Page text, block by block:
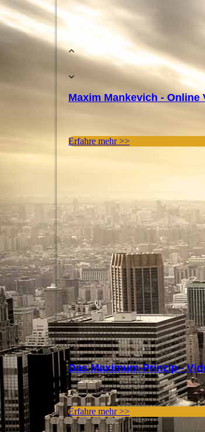
Maxim Mankevich -
Erfahre mehr >>
Das Maximum-Prinzip -
Erfahre mehr >>